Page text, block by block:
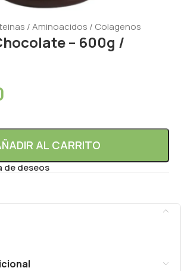
/ Aminoacidos / Colagenos
– 600g /
AL CARRITO
de deseos